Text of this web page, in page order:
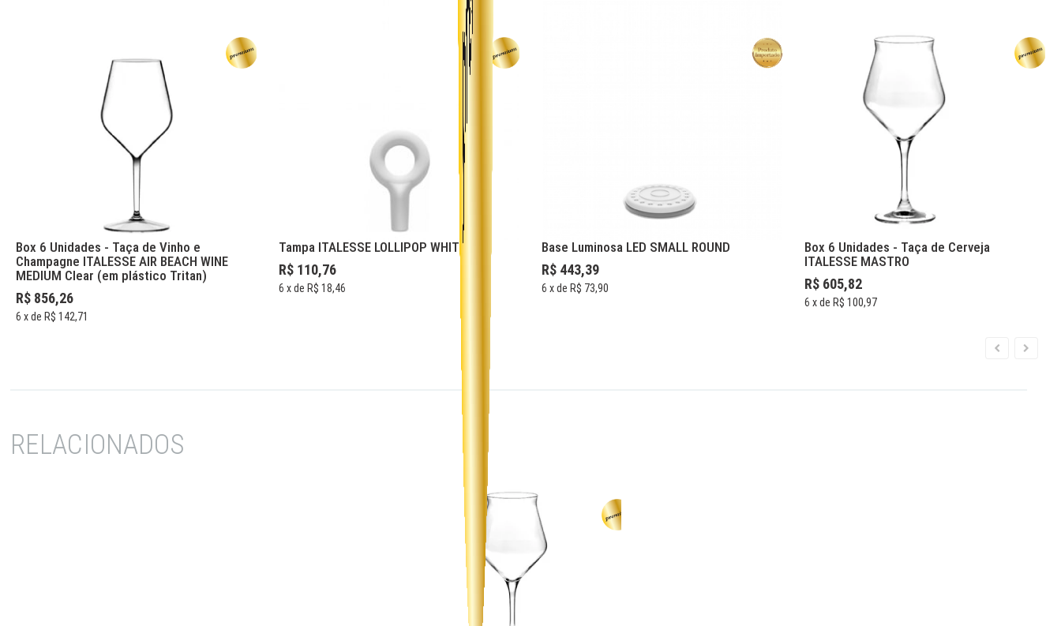
Box 6 Unidades - Taça de Vinho e
Champagne ITALESSE AIR BEACH WINE
MEDIUM Clear (em plástico Tritan)
R$ 856,26
6 x de R$ 142,71
Tampa ITALESSE LOLLIPOP WHITE
R$ 110,76
6 x de R$ 18,46
Base Luminosa LED SMALL ROUND
R$ 443,39
6 x de R$ 73,90
Box 6 Unidades - Taça de Cerveja
ITALESSE MASTRO
R$ 605,82
6 x de R$ 100,97
RELACIONADOS